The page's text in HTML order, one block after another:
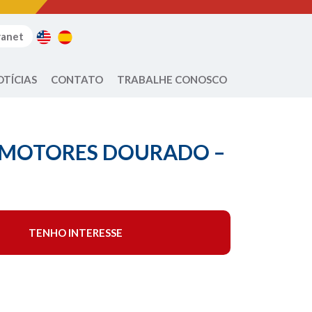
CONTATO TRABALHE CONOSCO
DOURADO –
TENHO INTERESSE